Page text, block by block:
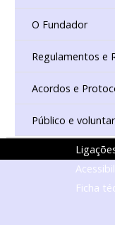
O Fundador
Regulamentos e
Acordos e
Público e
Ficha